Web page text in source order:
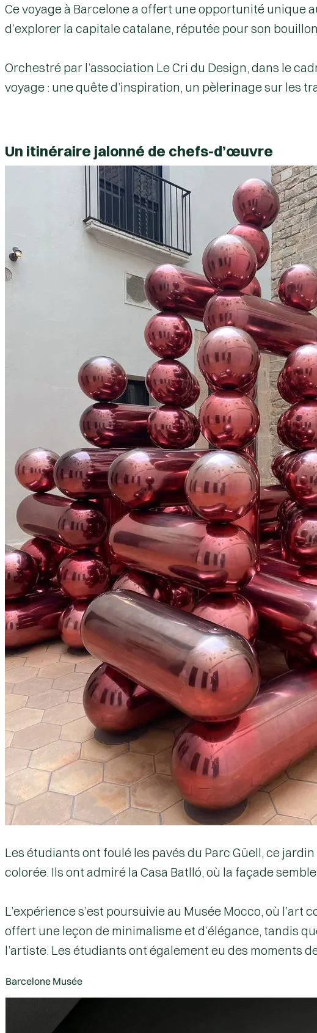
Ce voyage à Barcelonea offert une opportunité unique
d’explorer la capitale catalane, réputée pour son
Orchestré par l’association Le Cri du Design, dans le
voyage : une quête d’inspiration, un pèlerinage sur les
Un itinéraire jalonné de chefs-d’œuvre
Les étudiants ont foulé les pavés du Parc Güell, ce
colorée. Ils ont admiré la Casa Batlló, où la façade
L’expérience s’est poursuivie au Musée Mocco, où l’art
offert une leçon de minimalisme et d’élégance, tandis
l’artiste. Les étudiants ont également eu des moments